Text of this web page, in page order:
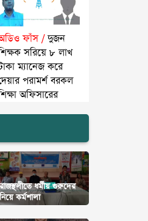
ফাঁস /দুজন
সরিয়ে ৮ লাখ
ম্যানেজ করে
পরামর্শ বরকল
অফিসারের
রাজস্থলীতে ধর্মীয় গুরুদের
নিয়ে কর্মশালা